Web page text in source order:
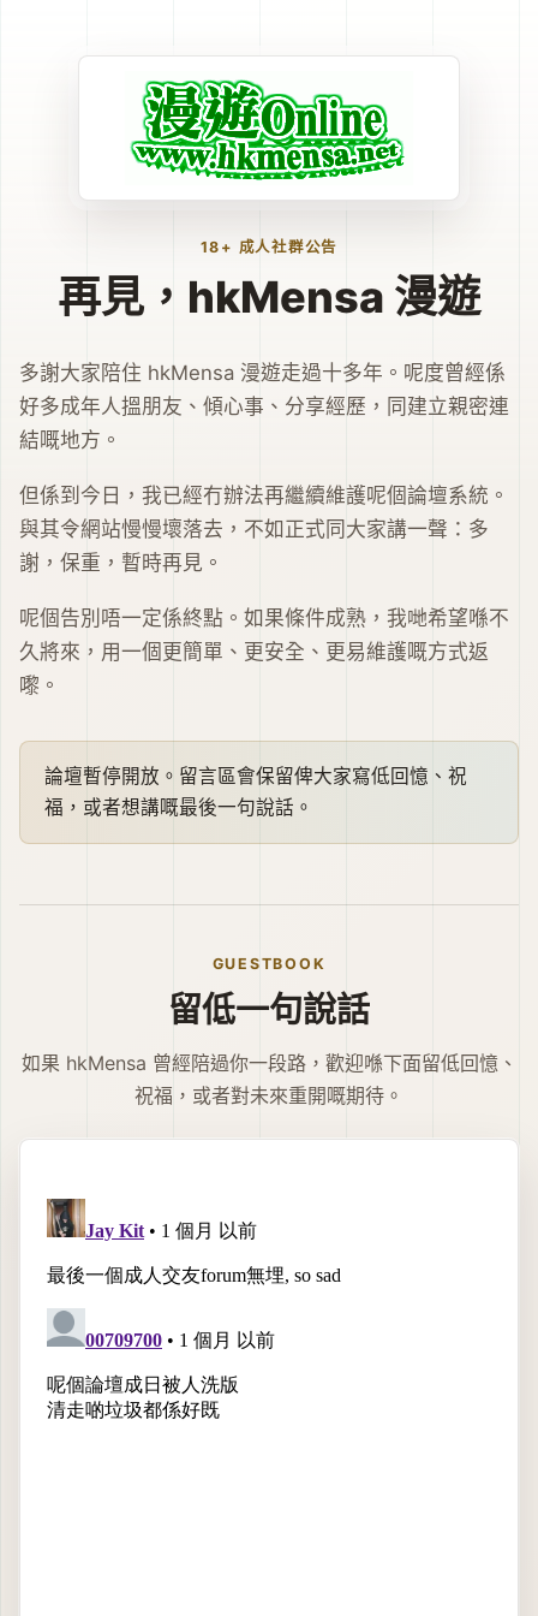
18+ 成人社群公告
再見，hkMensa 漫遊
多謝大家陪住 hkMensa 漫遊走過十多年。呢度曾經係
好多成年人搵朋友、傾心事、分享經歷，同建立親密連
結嘅地方。
但係到今日，我已經冇辦法再繼續維護呢個論壇系統。
與其令網站慢慢壞落去，不如正式同大家講一聲：多
謝，保重，暫時再見。
呢個告別唔一定係終點。如果條件成熟，我哋希望喺不
久將來，用一個更簡單、更安全、更易維護嘅方式返
嚟。
論壇暫停開放。留言區會保留俾大家寫低回憶、祝
福，或者想講嘅最後一句說話。
GUESTBOOK
留低一句說話
如果 hkMensa 曾經陪過你一段路，歡迎喺下面留低回憶、
祝福，或者對未來重開嘅期待。